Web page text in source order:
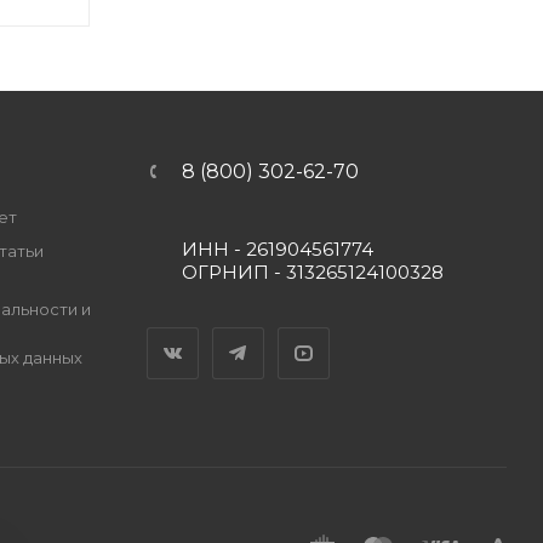
и
данных
8 (800) 302-62-70
ИНН - 261904561774
ОГРНИП - 313265124100328